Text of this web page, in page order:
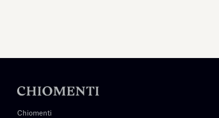
Chiomenti